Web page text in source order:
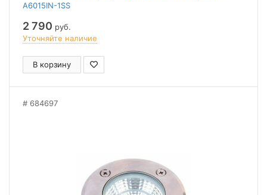
A6015IN-1SS
2 790 руб.
Уточняйте наличие
В корзину
684697